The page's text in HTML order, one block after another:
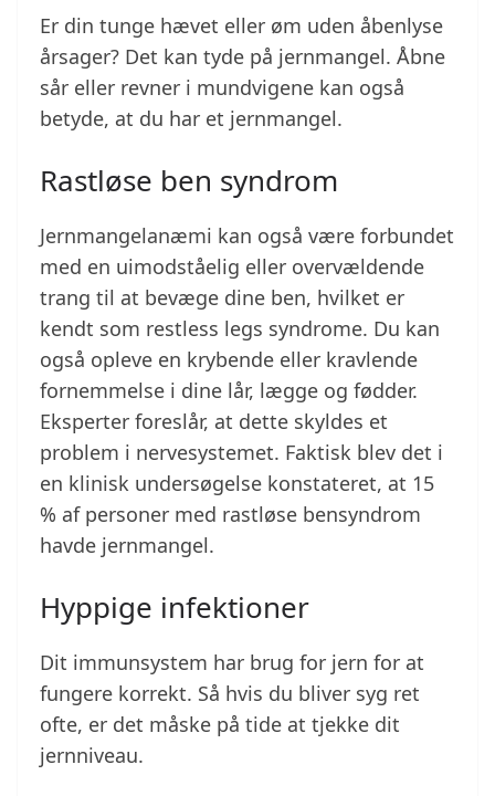
Er din tunge hævet eller øm uden åbenlyse
årsager? Det kan tyde på jernmangel. Åbne
sår eller revner i mundvigene kan også
betyde, at du har et jernmangel.
Rastløse ben syndrom
Jernmangelanæmi kan også være forbundet
med en uimodståelig eller overvældende
trang til at bevæge dine ben, hvilket er
kendt som restless legs syndrome. Du kan
også opleve en krybende eller kravlende
fornemmelse i dine lår, lægge og fødder.
Eksperter foreslår, at dette skyldes et
problem i nervesystemet. Faktisk blev det i
en klinisk undersøgelse konstateret, at 15
% af personer med rastløse bensyndrom
havde jernmangel.
Hyppige infektioner
Dit immunsystem har brug for jern for at
fungere korrekt. Så hvis du bliver syg ret
ofte, er det måske på tide at tjekke dit
jernniveau.